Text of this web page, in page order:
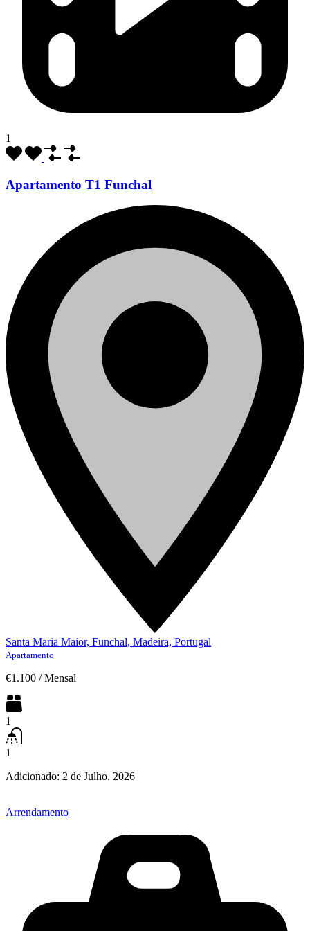
1
Apartamento T1 Funchal
Santa Maria Maior, Funchal, Madeira, Portugal
Apartamento
€1.100 / Mensal
1
1
Adicionado: 2 de Julho, 2026
Arrendamento